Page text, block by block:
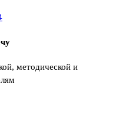
методической и